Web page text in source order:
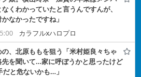
くわかっていたと言うんですんが、
なかったですね」
カラフルxハロプロ
の、北原ももを狙う「米村姫良々ちゃ
先を聞いて…家に呼ぼうかと思ったけど
だと危ないかも…」